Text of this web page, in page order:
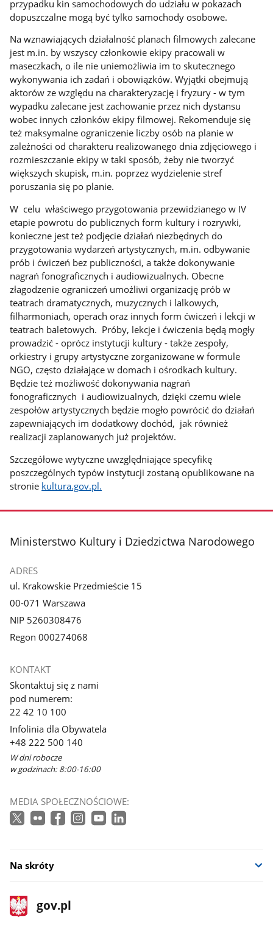
przypadku kin samochodowych do udziału w pokazach
dopuszczalne mogą być tylko samochody osobowe.
Na wznawiających działalność planach filmowych zalecane
jest m.in. by wszyscy członkowie ekipy pracowali w
maseczkach, o ile nie uniemożliwia im to skutecznego
wykonywania ich zadań i obowiązków. Wyjątki obejmują
aktorów ze względu na charakteryzację i fryzury - w tym
wypadku zalecane jest zachowanie przez nich dystansu
wobec innych członków ekipy filmowej. Rekomenduje się
też maksymalne ograniczenie liczby osób na planie w
zależności od charakteru realizowanego dnia zdjęciowego i
rozmieszczanie ekipy w taki sposób, żeby nie tworzyć
większych skupisk, m.in. poprzez wydzielenie stref
poruszania się po planie.
W celu właściwego przygotowania przewidzianego w IV
etapie powrotu do publicznych form kultury i rozrywki,
konieczne jest też podjęcie działań niezbędnych do
przygotowania wydarzeń artystycznych, m.in. odbywanie
prób i ćwiczeń bez publiczności, a także dokonywanie
nagrań fonograficznych i audiowizualnych. Obecne
złagodzenie ograniczeń umożliwi organizację prób w
teatrach dramatycznych, muzycznych i lalkowych,
filharmoniach, operach oraz innych form ćwiczeń i lekcji w
teatrach baletowych. Próby, lekcje i ćwiczenia będą mogły
prowadzić - oprócz instytucji kultury - także zespoły,
orkiestry i grupy artystyczne zorganizowane w formule
NGO, często działające w domach i ośrodkach kultury.
Będzie też możliwość dokonywania nagrań
fonograficznych i audiowizualnych, dzięki czemu wiele
zespołów artystycznych będzie mogło powrócić do działań
zapewniających im dodatkowy dochód, jak również
realizacji zaplanowanych już projektów.
Szczegółowe wytyczne uwzględniające specyfikę
poszczególnych typów instytucji zostaną opublikowane na
stronie kultura.gov.pl.
stopka
Ministerstwo Kultury i Dziedzictwa Narodowego
ADRES
ul. Krakowskie Przedmieście 15
00-071 Warszawa
NIP 5260308476
Regon 000274068
KONTAKT
Skontaktuj się z nami
pod numerem:
22 42 10 100
Infolinia dla Obywatela
+48 222 500 140
W dni robocze
w godzinach: 8:00-16:00
MEDIA SPOŁECZNOŚCIOWE:
Na skróty
stopka
gov.pl
Strona
gov.pl